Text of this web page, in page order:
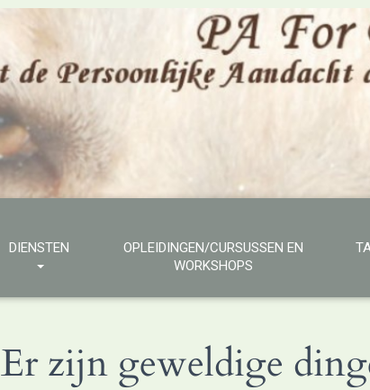
DIENSTEN
OPLEIDINGEN/CURSUSSEN EN
WORKSHOPS
Er zijn geweldige